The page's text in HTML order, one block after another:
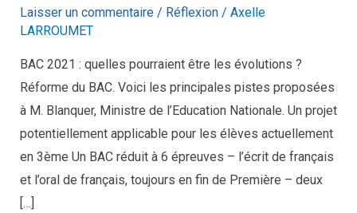
Laisser un commentaire / Réflexion/ Axelle
LARROUMET
BAC 2021 : quelles pourraient être les évolutions ?
Réforme du BAC. Voici les principales pistes proposées
à M. Blanquer, Ministre de l’Education Nationale. Un projet
potentiellement applicable pour les élèves actuellement
en 3ème Un BAC réduit à 6 épreuves – l’écrit de français
et l’oral de français, toujours en fin de Première – deux
[…]